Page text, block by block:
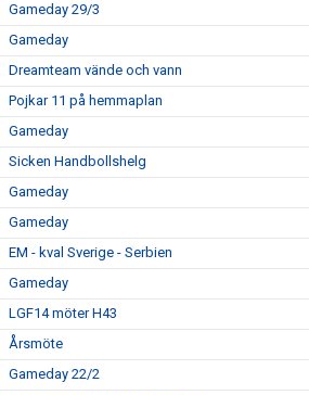
Gameday 29/3
Gameday
Dreamteam vände och vann
Pojkar 11 på hemmaplan
Gameday
Sicken Handbollshelg
Gameday
Gameday
EM - kval Sverige - Serbien
Gameday
LGF14 möter H43
Årsmöte
Gameday 22/2